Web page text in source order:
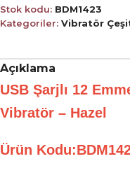
Stok kodu: BDM1423
Kategoriler: Vibratör
Açıklama
USB Şarjlı 12
Vibratör – Hazel
Ürün